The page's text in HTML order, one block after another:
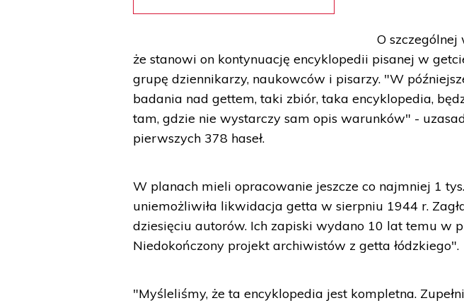
O
że stanowi on kontynuację encyklopedii pisanej w
grupę dziennikarzy, naukowców i pisarzy. "W
badania nad gettem, taki zbiór, taka encyklopedia,
tam, gdzie nie wystarczy sam opis warunków" -
pierwszych 378 haseł.
W planach mieli opracowanie jeszcze co najmniej 1
uniemożliwiła likwidacja getta w sierpniu 1944 r.
dziesięciu autorów. Ich zapiski wydano 10 lat temu w
Niedokończony projekt archiwistów z getta łódzkiego".
"Myśleliśmy, że ta encyklopedia jest kompletna.